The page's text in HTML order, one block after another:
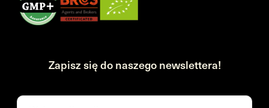
Zapisz się do naszego newslettera!